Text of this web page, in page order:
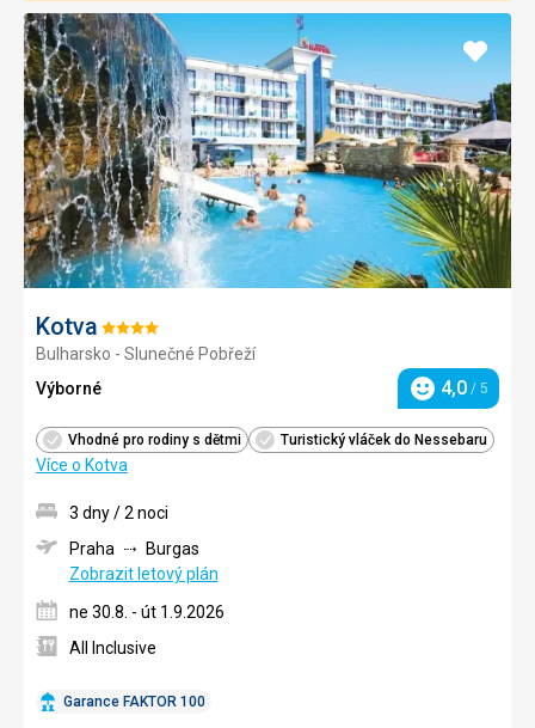
Kotva Hodnocení:
4/5
Bulharsko - Slunečné Pobřeží
Výborné
Hodnocení
4,0 / 5
Vhodné pro rodiny s dětmi Turistický vláček do Nessebaru
Více o Kotva
Přidat
Garance FAKTOR 100
3 dny / 2 noci
Praha
Burgas
Zobrazit letový plán
ne 30.8. - út 1.9.2026
All Inclusive